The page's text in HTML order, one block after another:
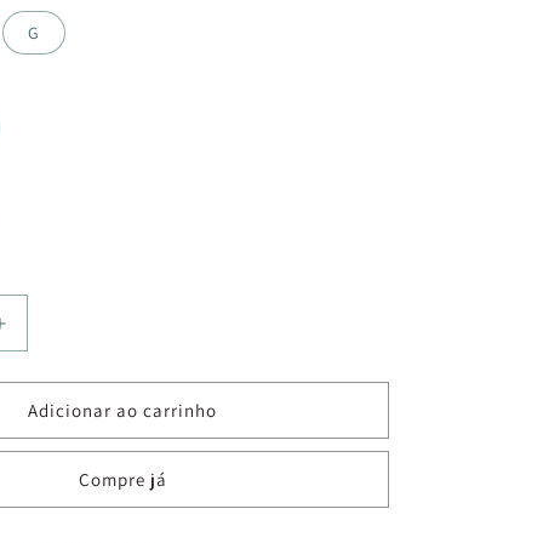
G
Aumentar
Adicionar ao carrinho
Compre já